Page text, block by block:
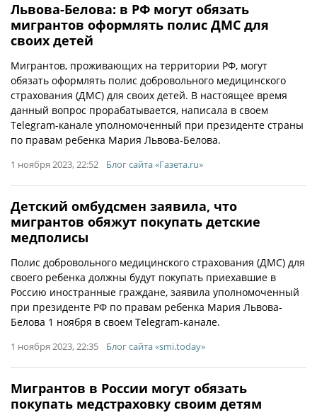
Львова-Белова: в РФ могут обязать
мигрантов оформлять полис ДМС для
своих детей
Мигрантов, проживающих на территории РФ, могут
обязать оформлять полис добровольного медицинского
страхования (ДМС) для своих детей. В настоящее время
данный вопрос прорабатывается, написала в своем
Telegram-канале уполномоченный при президенте страны
по правам ребенка Мария Львова-Белова.
1 ноября 2023, 22:52 Блог сайта «Газета.ru»
Детский омбудсмен заявила, что
мигрантов обяжут покупать детские
медполисы
Полис добровольного медицинского страхования (ДМС) для
своего ребенка должны будут покупать приехавшие в
Россию иностранные граждане, заявила уполномоченный
при президенте РФ по правам ребенка Мария Львова-
Белова 1 ноября в своем Telegram-канале.
1 ноября 2023, 22:35 Блог сайта «smi.today»
Мигрантов в России могут обязать
покупать медстраховку своим детям